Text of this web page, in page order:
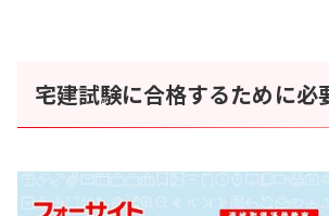
宅建試験に合格するために必